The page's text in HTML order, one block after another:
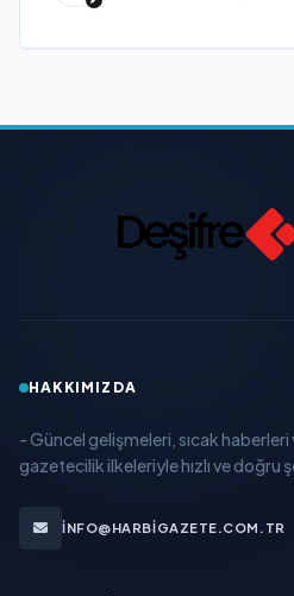
HAKKIMIZDA
- Güncel gelişmeleri, sıcak haberleri
gazetecilik ilkeleriyle hızlı ve doğru
INFO@HARBIGAZETE.COM.TR